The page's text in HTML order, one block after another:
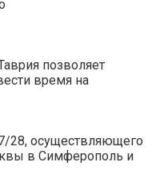
позволяет
время на
28, осуществляющего
в Симферополь и